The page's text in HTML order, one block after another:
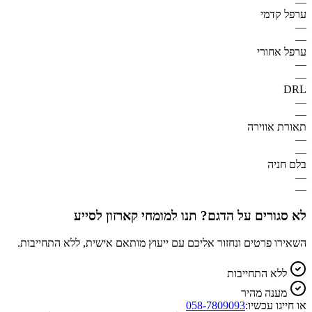
ערפל קדמי
—
—
ערפל אחורי
—
—
DRL
—
—
תאורת אווירה
—
—
בלם חניה
—
—
לא סגורים על הדגם? תנו למומחי קארזון לסייע
השאירו פרטים ונחזור אליכם עם ייעוץ מותאם אישית, ללא התחייבות.
ללא התחייבות
מענה מהיר
או חייגו עכשיו:058-7809093